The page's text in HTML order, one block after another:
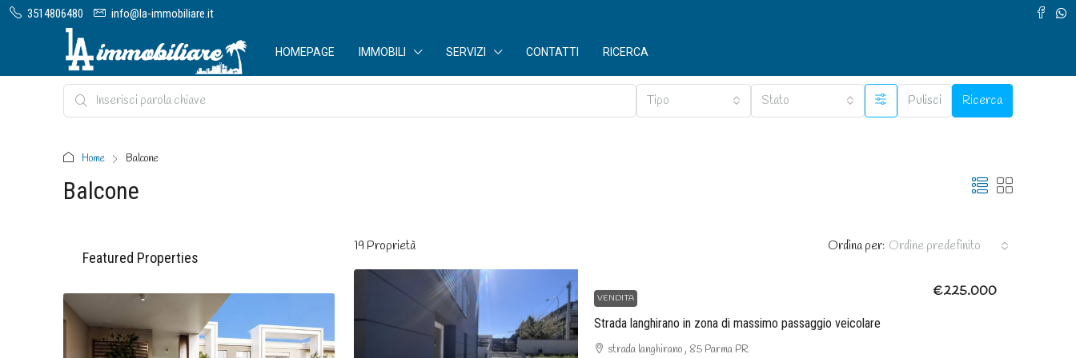
3514806480 info@la-immobiliare.it
HOMEPAGE IMMOBILI SERVIZI CONTATTI RICERCA
Tipo Stato Pulisci Ricerca
Home Balcone
Balcone
19 Proprietà Ordina per: Ordine predefinito
VENDITA
Strada langhirano in zona di massimo passaggio veicolare
€225.000
strada langhirano , 85 Parma PR
Featured Properties